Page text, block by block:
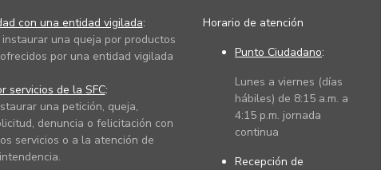
con una entidad vigilada:
una queja por productos
por una entidad vigilada
servicios de la SFC:
una petición, queja,
denuncia o felicitación con
servicios o a la atención de
Horario de atención
Punto Ciudadano:
Lunes a viernes (días
hábiles) de 8:15 a.m. a
4:15 p.m. jornada
continua
Recepción de